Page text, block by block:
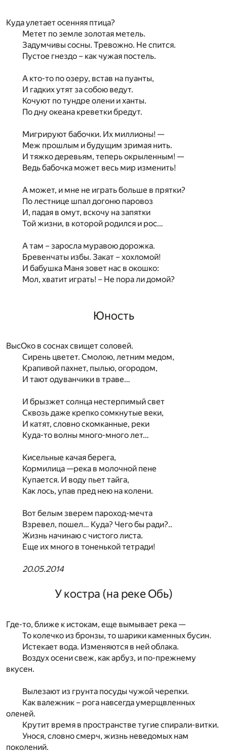
Куда улетает осенняя птица?
Метет по земле золотая метель.
Задумчивы сосны. Тревожно. Не спится.
Пустое гнездо – как чужая постель.
А кто-то по озеру, встав на пуанты,
И гадких утят за собою ведут.
Кочуют по тундре олени и ханты.
По дну океана креветки бредут.
Мигрируют бабочки. Их миллионы! —
Меж прошлым и будущим зримая нить.
И тяжко деревьям, теперь окрыленным! —
Ведь бабочка может весь мир изменить!
А может, и мне не играть больше в прятки?
По лестнице шпал догоню паровоз
И, падая в омут, вскочу на запятки
Той жизни, в которой родился и рос…
А там – заросла муравою дорожка.
Бревенчаты избы. Закат – хохломой!
И бабушка Маня зовет нас в окошко:
Мол, хватит играть! – Не пора ли домой?
Юность
ВысОко в соснах свищет соловей.
Сирень цветет. Смолою, летним медом,
Крапивой пахнет, пылью, огородом,
И тают одуванчики в траве…
И брызжет солнца нестерпимый свет
Сквозь даже крепко сомкнутые веки,
И катят, словно скомканные, реки
Куда-то волны много-много лет…
Кисельные качая берега,
Кормилица —река в молочной пене
Купается. И воду пьет тайга,
Как лось, упав пред нею на колени.
Вот белым зверем пароход-мечта
Взревел, пошел… Куда? Чего бы ради?..
Жизнь начинаю с чистого листа.
Еще их много в тоненькой тетради!
20.05.2014
У костра (на реке Обь)
Где-то, ближе к истокам, еще вымывает река —
То колечко из бронзы, то шарики каменных бусин.
Истекает вода. Изменяются в ней облака.
Воздух осени свеж, как арбуз, и по-прежнему
вкусен.
Вылезают из грунта посуды чужой черепки.
Как валежник – рога навсегда умерщвленных
оленей.
Крутит время в пространстве тугие спирали-витки.
Унося, словно смерч, жизнь неведомых нам
поколений.